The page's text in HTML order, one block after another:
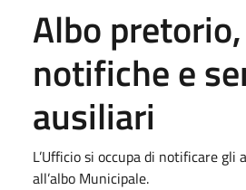
Albo pretorio,
notifiche e
ausiliari
L’Ufficio si occupa di notificare
all’albo Municipale.